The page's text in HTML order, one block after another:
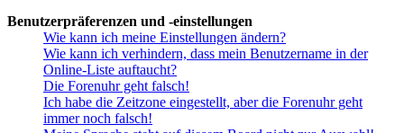
Benutzerpräferenzen und -einstellungen
Wie kann ich meine Einstellungen ändern?
Wie kann ich verhindern, dass mein Benutzername in der
Online-Liste auftaucht?
Die Forenuhr geht falsch!
Ich habe die Zeitzone eingestellt, aber die Forenuhr geht
immer noch falsch!